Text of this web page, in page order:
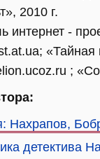
2010 г.
интернет -
;
Нахрапов,
детектива